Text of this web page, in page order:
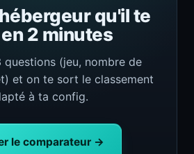
qu'il te
2 minutes
questions (jeu, nombre de
et on te sort le classement
à ta config.
le comparateur →